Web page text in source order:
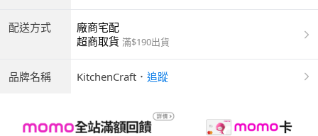
配送方式
廠商宅配
超商取貨 滿$190出貨
品牌名稱 KitchenCraft ． 追蹤